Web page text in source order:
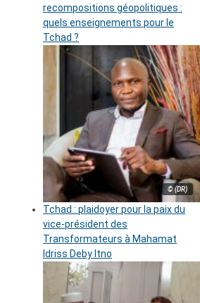
recompositions géopolitiques :
quels enseignements pour le
Tchad ?
© (DR)
Tchad : plaidoyer pour la paix du
vice-président des
Transformateurs à Mahamat
Idriss Deby Itno